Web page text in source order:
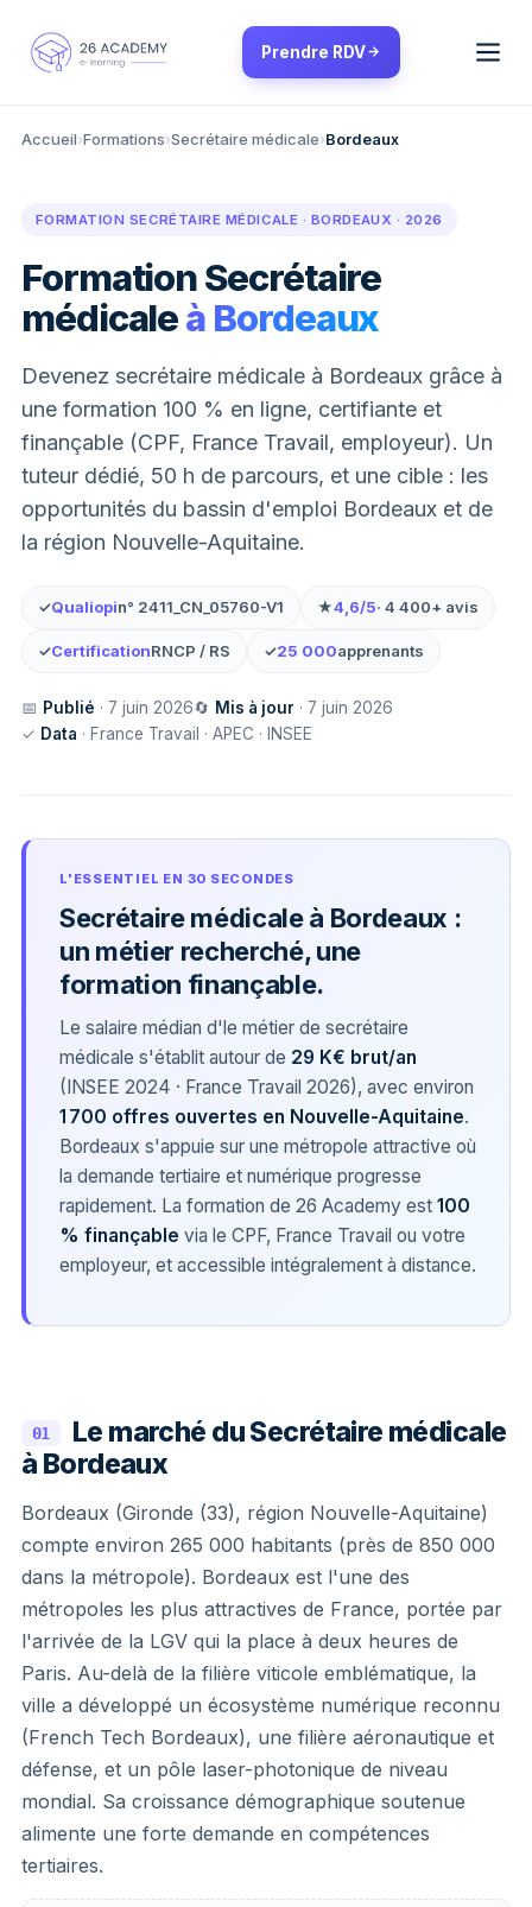
Prendre RDV
Accueil›Formations›Secrétaire médicale›Bordeaux
FORMATION SECRÉTAIRE MÉDICALE · BORDEAUX · 2026
Formation Secrétaire
médicaleà Bordeaux
Devenez secrétaire médicale à Bordeaux grâce à
une formation 100 % en ligne, certifiante et
finançable (CPF, France Travail, employeur). Un
tuteur dédié, 50 h de parcours, et une cible : les
opportunités du bassin d'emploi Bordeaux et de
la région Nouvelle-Aquitaine.
✓Qualiopin° 2411_CN_05760-V1 ★4,6/5· 4 400+ avis
✓CertificationRNCP / RS ✓25 000apprenants
📅 Publié · 7 juin 2026🔄 Mis à jour · 7 juin 2026
✓ Data · France Travail · APEC · INSEE
L'ESSENTIEL EN 30 SECONDES
Secrétaire médicale à Bordeaux :
un métier recherché, une
formation finançable.
Le salaire médian d'le métier de secrétaire
médicale s'établit autour de 29 K€ brut/an
(INSEE 2024 · France Travail 2026), avec environ
1 700 offres ouvertes en Nouvelle-Aquitaine.
Bordeaux s'appuie sur une métropole attractive où
la demande tertiaire et numérique progresse
rapidement. La formation de 26 Academy est 100
% finançable via le CPF, France Travail ou votre
employeur, et accessible intégralement à distance.
01
Le marché du Secrétaire médicale
à Bordeaux
Bordeaux (Gironde (33), région Nouvelle-Aquitaine)
compte environ 265 000 habitants (près de 850 000
dans la métropole). Bordeaux est l'une des
métropoles les plus attractives de France, portée par
l'arrivée de la LGV qui la place à deux heures de
Paris. Au-delà de la filière viticole emblématique, la
ville a développé un écosystème numérique reconnu
(French Tech Bordeaux), une filière aéronautique et
défense, et un pôle laser-photonique de niveau
mondial. Sa croissance démographique soutenue
alimente une forte demande en compétences
tertiaires.